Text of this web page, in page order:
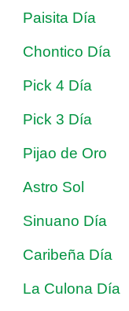
Paisita Día
Chontico Día
Pick 4 Día
Pick 3 Día
Pijao de Oro
Astro Sol
Sinuano Día
Caribeña Día
La Culona Día